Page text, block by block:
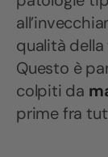
qualità della
Questo è
colpiti da
prime fra